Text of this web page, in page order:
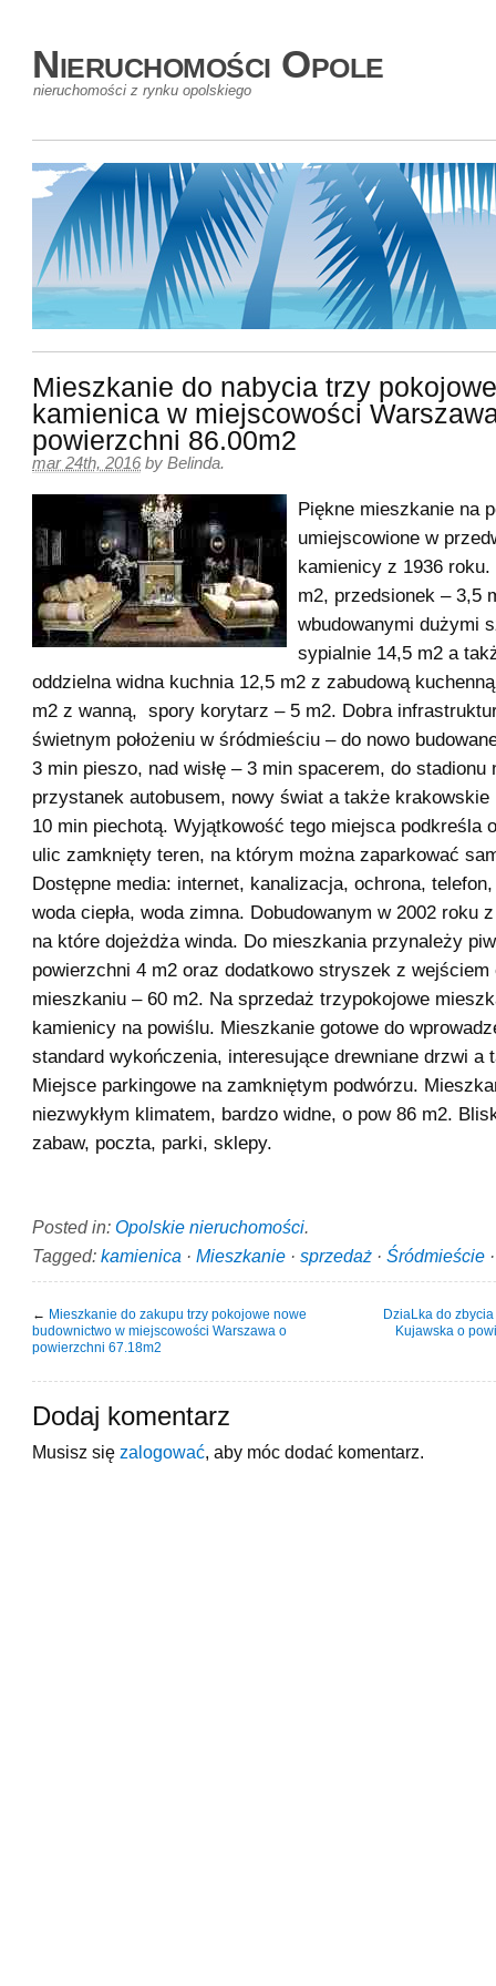
Nieruchomości Opole
nieruchomości z rynku opolskiego
Mieszkanie do nabycia trzy pokojowe
kamienica w miejscowości
powierzchni 86.00m2
mar 24th, 2016 by Belinda.
Piękne mieszkanie na
umiejscowione w
kamienicy z 1936 roku.
m2, przedsionek – 3,5
wbudowanymi dużymi
sypialnie 14,5 m2 a
oddzielna widna kuchnia 12,5 m2 z zabudową
m2 z wanną, spory korytarz – 5 m2. Dobra
świetnym położeniu w śródmieściu – do nowo
3 min pieszo, nad wisłę – 3 min spacerem, do stadionu
przystanek autobusem, nowy świat a także krakowskie
10 min piechotą. Wyjątkowość tego miejsca podkreśla
ulic zamknięty teren, na którym można zaparkować
Dostępne media: internet, kanalizacja, ochrona,
woda ciepła, woda zimna. Dobudowanym w 2002 roku
na które dojeżdża winda. Do mieszkania przynależy
powierzchni 4 m2 oraz dodatkowo stryszek z
mieszkaniu – 60 m2. Na sprzedaż trzypokojowe
kamienicy na powiślu. Mieszkanie gotowe do
standard wykończenia, interesujące drewniane drzwi a
Miejsce parkingowe na zamkniętym podwórzu.
niezwykłym klimatem, bardzo widne, o pow 86 m2.
zabaw, poczta, parki, sklepy.
Posted in: Opolskie nieruchomości.
Tagged: kamienica · Mieszkanie · sprzedaż · Śródmieście
← Mieszkanie do zakupu trzy pokojowe nowe
budownictwo w miejscowości Warszawa o
powierzchni 67.18m2
DziaLka do
Kujawska o
Dodaj komentarz
Musisz się zalogować , aby móc dodać komentarz.